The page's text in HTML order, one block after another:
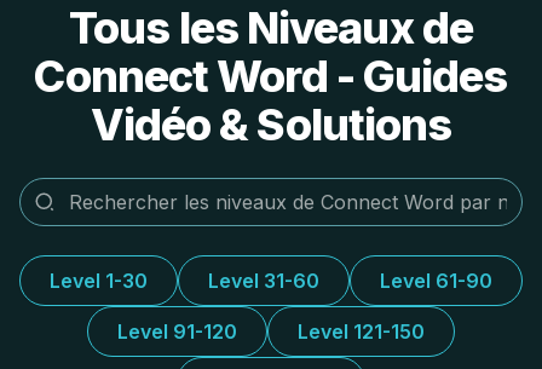
Tous les Niveaux de
Connect Word - Guides
Vidéo & Solutions
Level 1-30 Level 31-60 Level 61-90
Level 91-120 Level 121-150